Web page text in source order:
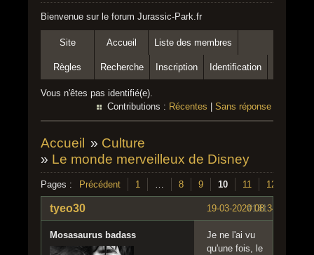
Bienvenue sur le forum Jurassic-Park.fr
Site Accueil Liste des membres
Règles Recherche Inscription Identification
Vous n'êtes pas identifié(e).
Contributions : Récentes Sans réponse
Accueil » Culture
» Le monde merveilleux de Disney
Pages : Précédent 1 … 8 9 10 11 12
#181
19-03-2020 08:34:07
tyeo30
Mosasaurus badass
Je ne l'ai vu
qu'une fois, le